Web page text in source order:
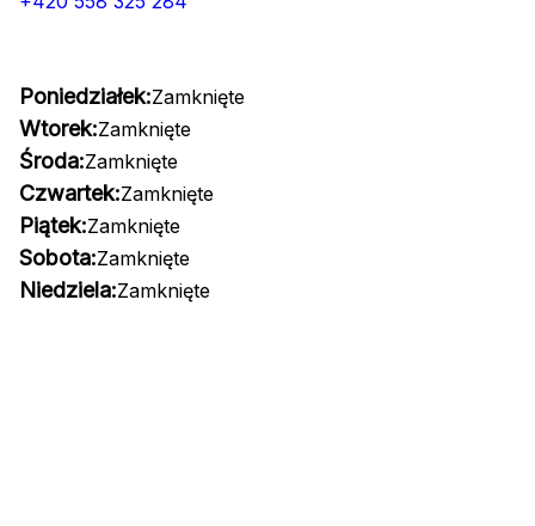
Poniedziałek:Zamknięte
Wtorek:Zamknięte
Środa:Zamknięte
Czwartek:Zamknięte
Piątek:Zamknięte
Sobota:Zamknięte
Niedziela:Zamknięte